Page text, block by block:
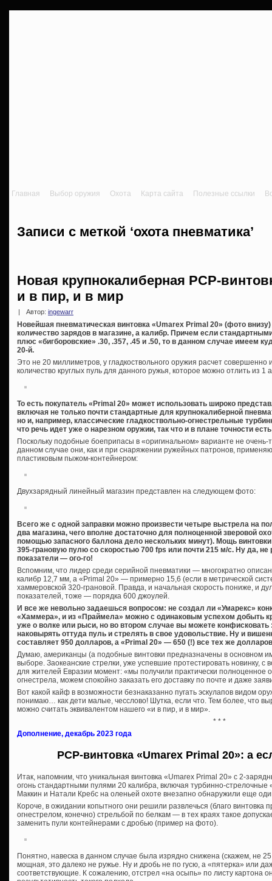
Главная Выбор оружия Охота Карта сайта Полезные ссылки
Записи с меткой ‘охота пневматика’
Новая крупнокалиберная PCP-
и в пир, и в мир
Автор: ingewarr
Новейшая пневматическая винтовка «Umarex Primal 20» (фото
количество зарядов в магазине, а калибр. Причем если
плюс «бигборовские» .30, .357, .45 и .50, то в данном случае имеем
20-й.
Это не 20 миллиметров, у гладкоствольного оружия расчет
количество круглых пуль для данного ружья, которое можно отлить из 1
То есть покупатель «Primal 20» может использовать широко
включая не только почти стандартные для крупнокалиберной
но и, например, классические гладкоствольно-огнестрельные
что речь идет уже о нарезном оружии, так что и в плане точности
Поскольку подобные боеприпасы в «оригинальном» варианте не очень-
данном случае они, как и при снаряжении ружейных патронов,
пластиковым пыжом-контейнером:
Двухзарядный линейный магазин представлен на следующем фото:
Всего же с одной заправки можно произвести четыре выстрела на
два магазина, чего вполне достаточно для полноценной зверовой
помощью запасного баллона дело нескольких минут). Мощь
395-грановую пулю со скоростью 700 fps или почти 215 м/с. Ну да, не
показатели — ого-го!
Вспомним, что лидер среди серийной пневматики — многократно
калибр 12,7 мм, а «Primal 20» — примерно 15,6 (если в метрической
хаммеровской 320-грановой. Правда, и начальная скорость пониже, и
показателей, тоже — порядка 600 джоулей.
И все же невольно задаешься вопросом: не создал ли «Умарекс»
«Хаммера», и из «Праймела» можно с одинаковым успехом добыть
уже о волке или рыси, но во втором случае вы можете конфисковать
наковырять оттуда пуль и стрелять в свое удовольствие. Ну и
составляет 950 долларов, а «Primal 20» — 650 (!) все тех же
Думаю, американцы (а подобные винтовки предназначены в основном
выборе. Заокеанские стрелки, уже успевшие протестировать новинку, с
для жителей Евразии момент: «мы получили практически полноценное
огнестрела, можем спокойно заказать его доставку по почте и даже
Вот какой кайф в возможности безнаказанно пугать эскулапов видом
понимаю… как дети малые, чесслово! Шутка, если что. Тем более, что
можно считать эквивалентом нашего «и в пир, и в мир».
* * *
Дополнение, декабрь 2023 года
PCP-винтовка «Umarex Primal 20»: а
Итак, напомним, что уникальная винтовка «Umarex Primal 20» с 2-
огонь стандартными пулями 20 калибра, включая турбинно-
Маккин и Натали Кребс на оленьей охоте внезапно обнаружили еще
Короче, в ожидании копытного они решили развлечься (благо винтовка
огнестрелом, конечно) стрельбой по белкам — в тех краях такое
заменить пули контейнерами с дробью (пример на фото).
Понятно, навеска в данном случае была изрядно снижена (скажем, не
мощная, это далеко не ружье. Ну и дробь не по гусю, а «пятерка» или
соответствующие. К сожалению, отстрел «на осыпь» по листу картона